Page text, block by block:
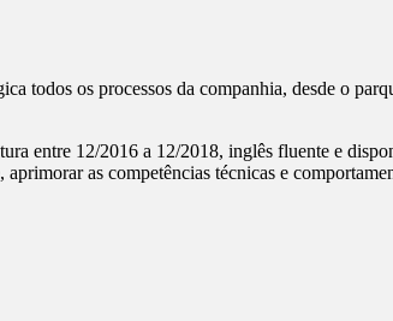
todos os processos da companhia, desde o
entre 12/2016 a 12/2018, inglês fluente e
as competências técnicas e